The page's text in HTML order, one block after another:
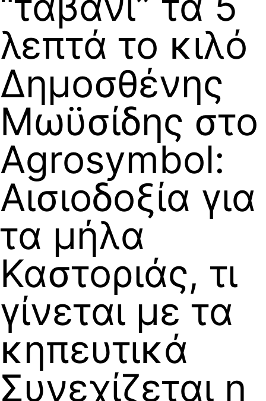
λεπτά το κιλό
Δημοσθένης
Μωϋσίδης στο
Agrosymbol:
Αισιοδοξία για
τα μήλα
Καστοριάς, τι
γίνεται με τα
κηπευτικά
Συνεχίζεται η